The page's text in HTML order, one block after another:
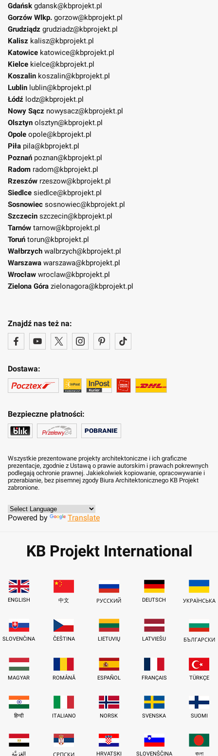
Gdańsk gdansk@kbprojekt.pl
Gorzów Wlkp. gorzow@kbprojekt.pl
Grudziądz grudziadz@kbprojekt.pl
Kalisz kalisz@kbprojekt.pl
Katowice katowice@kbprojekt.pl
Kielce kielce@kbprojekt.pl
Koszalin koszalin@kbprojekt.pl
Lublin lublin@kbprojekt.pl
Łódź lodz@kbprojekt.pl
Nowy Sącz nowysacz@kbprojekt.pl
Olsztyn olsztyn@kbprojekt.pl
Opole opole@kbprojekt.pl
Piła pila@kbprojekt.pl
Poznań poznan@kbprojekt.pl
Radom radom@kbprojekt.pl
Rzeszów rzeszow@kbprojekt.pl
Siedlce siedlce@kbprojekt.pl
Sosnowiec sosnowiec@kbprojekt.pl
Szczecin szczecin@kbprojekt.pl
Tarnów tarnow@kbprojekt.pl
Toruń torun@kbprojekt.pl
Wałbrzych walbrzych@kbprojekt.pl
Warszawa warszawa@kbprojekt.pl
Wrocław wroclaw@kbprojekt.pl
Zielona Góra zielonagora@kbprojekt.pl
Znajdź nas też na:
Dostawa:
Bezpieczne płatności:
Wszystkie prezentowane projekty architektoniczne i ich graficzne
prezentacje, zgodnie z Ustawą o prawie autorskim i prawach pokrewnych
podlegają ochronie prawnej. Jakiekolwiek kopiowanie, opracowywanie i
przerabianie, bez pisemnej zgody Biura Architektonicznego KB Projekt
zabronione.
Powered by Translate
KB Projekt International
ENGLISH 中文 РУССКИЙ DEUTSCH УКРАЇНСЬКА
SLOVENČINA ČEŠTINA LIETUVIŲ LATVIEŠU БЪЛГАРСКИ
MAGYAR ROMÂNĂ ESPAÑOL FRANÇAIS TÜRKÇE
हिन्दी ITALIANO NORSK SVENSKA SUOMI
العَرَبِيَّة HRVATSKI SLOVENŠČINA বাংলা